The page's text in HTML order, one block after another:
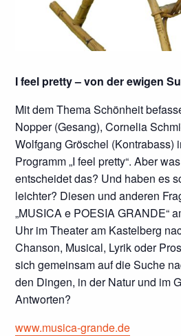
I feel pretty – von der ewigen
Mit dem Thema Schönheit
Nopper (Gesang), Cornelia
Wolfgang Gröschel (Kontrabass)
Programm „I feel pretty“. Aber
entscheidet das? Und haben es
leichter? Diesen und anderen
„MUSICA e POESIA GRANDE“
Uhr im Theater am Kastelberg
Chanson, Musical, Lyrik oder
sich gemeinsam auf die Suche
den Dingen, in der Natur und im
Antworten?
www.musica-grande.de